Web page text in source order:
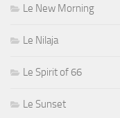
Le New Morning
Le Nilaja
Le Spirit of 66
Le Sunset